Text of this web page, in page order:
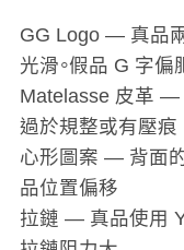
GG Logo— 真品兩
光滑。假品 G 字偏
Matelasse 皮革 —
過於規整或有壓痕
心形圖案 — 背面的
品位置偏移
拉鏈 — 真品使用